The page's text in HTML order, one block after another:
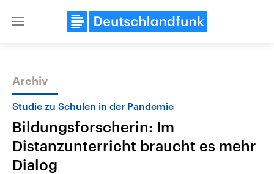
Close
Themen
Archiv
Studie zu Schulen in der Pandemie
Bildungsforscherin: Im
Distanzunterricht braucht es mehr
Dialog